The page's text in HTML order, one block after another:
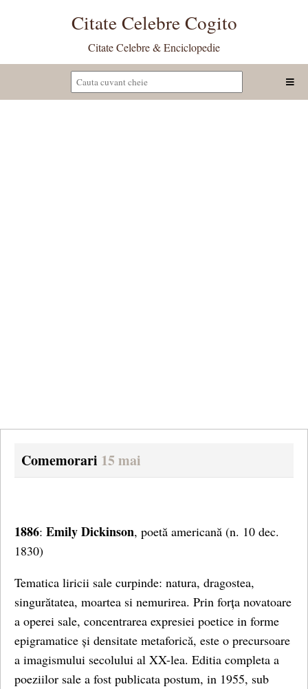
Citate Celebre Cogito
Citate Celebre & Enciclopedie
Comemorari 15 mai
1886: Emily Dickinson, poetă americană (n. 10 dec.
1830)
Tematica liricii sale curpinde: natura, dragostea,
singurătatea, moartea si nemurirea. Prin forța novatoare
a operei sale, concentrarea expresiei poetice in forme
epigramatice și densitate metaforică, este o precursoare
a imagismului secolului al XX-lea. Editia completa a
poeziilor sale a fost publicata postum, in 1955, sub